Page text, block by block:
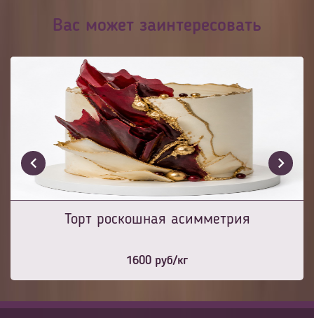
Вас может заинтересовать
Торт роскошная асимметрия
1600 руб/кг